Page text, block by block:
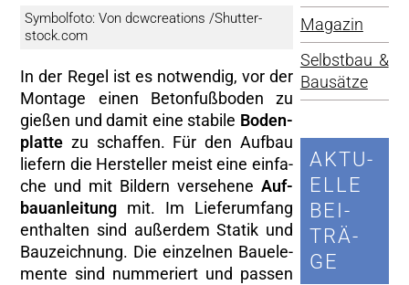
Sym­bol­fo­to: Von dcw­crea­ti­ons /Shut­ter­
stock.com
In der Regel ist es not­wen­dig, vor der
Mon­ta­ge einen Be­ton­fuß­bo­den zu
gie­ßen und damit eine sta­bi­le Bo­den­
plat­te zu schaf­fen. Für den Auf­bau
lie­fern die Her­stel­ler meist eine ein­fa­
che und mit Bil­dern ver­se­he­ne Auf­
bau­an­lei­tung mit. Im Lie­fer­um­fang
ent­hal­ten sind au­ßer­dem Sta­tik und
Bau­zeich­nung. Die ein­zel­nen Bau­ele­
men­te sind num­me­riert und pas­sen
Ma­ga­zin
Selbst­bau &
Bau­sät­ze
AK­TU­
EL­LE
BEI­
TRÄ­
GE